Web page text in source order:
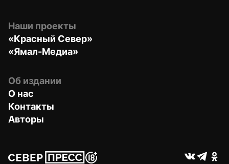
Наши проекты
«Красный Север»
«Ямал-Медиа»
Об издании
О нас
Контакты
Авторы